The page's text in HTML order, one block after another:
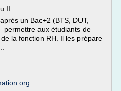
II
un Bac+2 (BTS, DUT,
aux étudiants de
la fonction RH. Il les prépare